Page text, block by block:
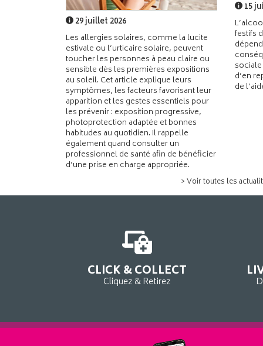
29 juillet 2026
Les allergies solaires, comme la lucite
estivale ou l’urticaire solaire, peuvent
toucher les personnes à peau claire ou
sensible dès les premières expositions
au soleil. Cet article explique leurs
symptômes, les facteurs favorisant leur
apparition et les gestes essentiels pour
les prévenir : exposition progressive,
photoprotection adaptée et bonnes
habitudes au quotidien. Il rappelle
également quand consulter un
professionnel de santé afin de bénéficier
d’une prise en charge appropriée.
15
festifs
d’en
de
> Voir toutes les
CLICK & COLLECT
Cliquez & Retirez